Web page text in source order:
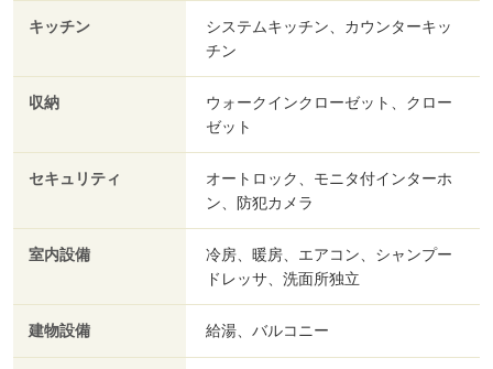
キッチン
システムキッチン、カウンターキッ
チン
収納
ウォークインクローゼット、クロー
ゼット
セキュリティ
オートロック、モニタ付インターホ
ン、防犯カメラ
室内設備
冷房、暖房、エアコン、シャンプー
ドレッサ、洗面所独立
建物設備 給湯、バルコニー